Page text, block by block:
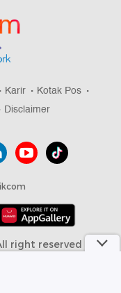
Karir
Kotak Pos
Disclaimer
right reserved